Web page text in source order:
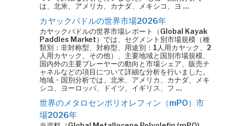
は、北米、アメリカ、カナダ、メキシコ、ヨ …
カヤックパドルの世界市場2026年
カヤックパドルの世界市場レポート（Global Kayak
Paddles Market）では、セグメント別市場規模（種
類別：非対称型、対称型、用途別：1人用カヤック、2
人用カヤック、その他）、主要地域と国別市場規模、
国内外の主要プレーヤーの動向と市場シェア、販売チ
ャネルなどの項目について詳細な分析を行いました。
地域・国別分析では、北米、アメリカ、カナダ、メキ
シコ、ヨーロッパ、ドイツ、イギリス、フ …
世界のメタロセンポリオレフィン（mPO）市
場2026年